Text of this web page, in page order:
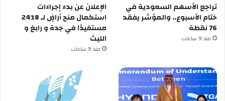
تراجع الأسهم السعودية في
ختام الأسبوع.. والمؤشر يفقد
76 نقطة
منذ 9 ساعات
الإعلان عن ‏بدء إجراءات
استكمال منح أراضٍ لـ 2418
مستفيدًا في ⁧‫جدة‬⁩ و ⁧‫رابغ‬⁩ و
منذ 9 ساعات